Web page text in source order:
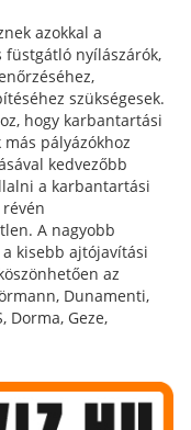
azokkal a
füstgátló nyílászárók,
szükségesek.
hogy karbantartási
pályázókhoz
kedvezőbb
a karbantartási
A nagyobb
kisebb ajtójavítási
az
Dunamenti,
Dorma, Geze,